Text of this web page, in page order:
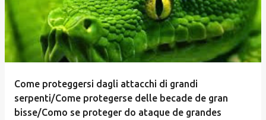
Come proteggersi dagli attacchi di grandi
serpenti/Come protegerse delle becade de gran
bisse/Como se proteger do ataque de grandes